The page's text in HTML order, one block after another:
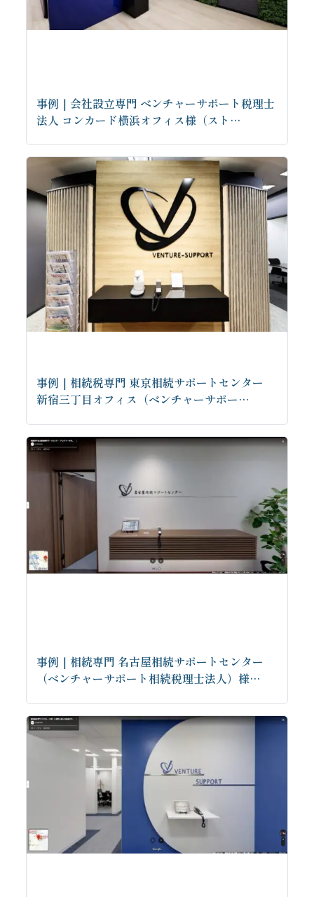
事例｜会社設立専門 ベンチャーサポート税理士
法人 コンカード横浜オフィス様（スト…
事例｜相続税専門 東京相続サポートセンター
新宿三丁目オフィス（ベンチャーサポー…
事例｜相続専門 名古屋相続サポートセンター
（ベンチャーサポート相続税理士法人）様…